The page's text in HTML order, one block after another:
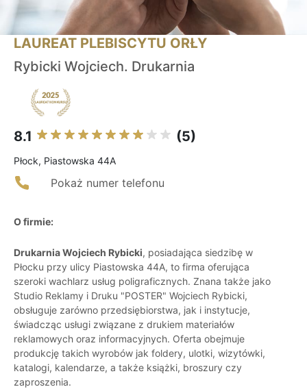
LAUREAT PLEBISCYTU ORŁY
Rybicki Wojciech. Drukarnia
8.1 (5)
Płock, Piastowska 44A
Pokaż numer telefonu
O firmie:
Drukarnia Wojciech Rybicki, posiadająca siedzibę w
Płocku przy ulicy Piastowska 44A, to firma oferująca
szeroki wachlarz usług poligraficznych. Znana także jako
Studio Reklamy i Druku "POSTER" Wojciech Rybicki,
obsługuje zarówno przedsiębiorstwa, jak i instytucje,
świadcząc usługi związane z drukiem materiałów
reklamowych oraz informacyjnych. Oferta obejmuje
produkcję takich wyrobów jak foldery, ulotki, wizytówki,
katalogi, kalendarze, a także książki, broszury czy
zaproszenia.